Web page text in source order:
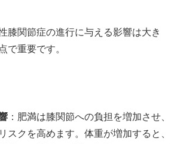
膝関節症の進行に与える影響は大き
で重要です。
：肥満は膝関節への負担を増加させ、
スクを高めます。体重が増加すると、